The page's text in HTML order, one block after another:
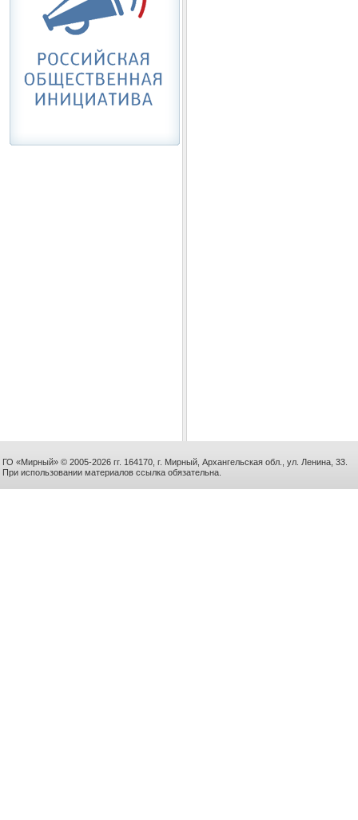
ГО «Мирный» © 2005-2026 гг. 164170, г. Мирный, Архангельская обл., ул. Ленина, 33.
При использовании материалов ссылка обязательна.